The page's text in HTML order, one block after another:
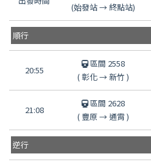
(始發站 → 終點站)
順行
20:55
區間 2558
(彰化→新竹 )
21:08
區間 2628
( 豐原→通霄 )
逆行